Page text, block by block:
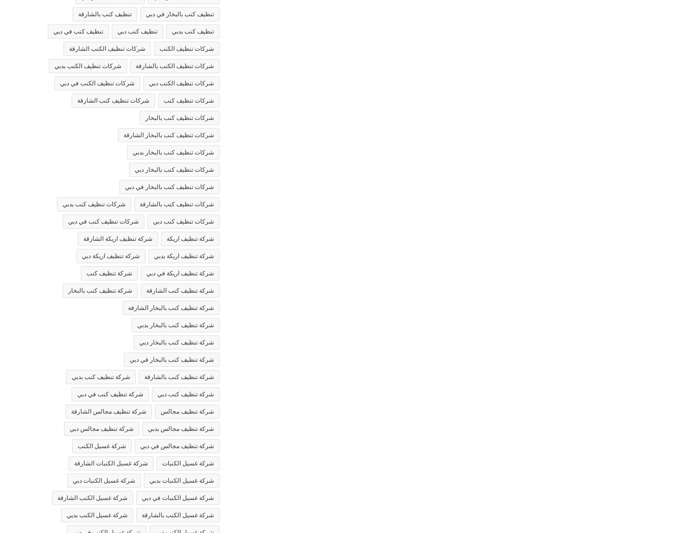
تنظيف كنب بالبخار في دبي تنظيف كنب بالشارقة
تنظيف كنب بدبي تنظيف كنب دبي تنظيف كنب في دبي
شركات تنظيف الكنب شركات تنظيف الكنب الشارقة
شركات تنظيف الكنب بالشارقة شركات تنظيف الكنب بدبي
شركات تنظيف الكنب دبي شركات تنظيف الكنب في دبي
شركات تنظيف كنب شركات تنظيف كنب الشارقة
شركات تنظيف كنب بالبخار
شركات تنظيف كنب بالبخار الشارقة
شركات تنظيف كنب بالبخار بدبي
شركات تنظيف كنب بالبخار دبي
شركات تنظيف كنب بالبخار في دبي
شركات تنظيف كنب بالشارقة شركات تنظيف كنب بدبي
شركات تنظيف كنب دبي شركات تنظيف كنب في دبي
شركة تنظيف اريكة شركة تنظيف اريكة الشارقة
شركة تنظيف اريكة بدبي شركة تنظيف اريكة دبي
شركة تنظيف اريكة في دبي شركة تنظيف كنب
شركة تنظيف كنب الشارقة شركة تنظيف كنب بالبخار
شركة تنظيف كنب بالبخار الشارقة
شركة تنظيف كنب بالبخار بدبي
شركة تنظيف كنب بالبخار دبي
شركة تنظيف كنب بالبخار في دبي
شركة تنظيف كنب بالشارقة شركة تنظيف كنب بدبي
شركة تنظيف كنب دبي شركة تنظيف كنب في دبي
شركة تنظيف مجالس شركة تنظيف مجالس الشارقة
شركة تنظيف مجالس بدبي شركة تنظيف مجالس دبي
شركة تنظيف مجالس في دبي شركة غسيل الكنب
شركة غسيل الكنبات شركة غسيل الكنبات الشارقة
شركة غسيل الكنبات بدبي شركة غسيل الكنبات دبي
شركة غسيل الكنبات في دبي شركة غسيل الكنب الشارقة
شركة غسيل الكنب بالشارقة شركة غسيل الكنب بدبي